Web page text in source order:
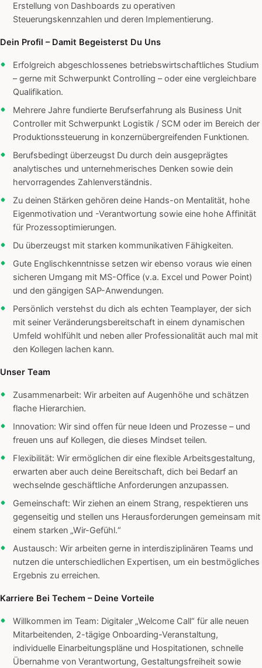
Erstellung von Dashboards zu operativen
Steuerungskennzahlen und deren Implementierung.
Dein Profil – Damit Begeisterst Du Uns
Erfolgreich abgeschlossenes betriebswirtschaftliches Studium
– gerne mit Schwerpunkt Controlling – oder eine vergleichbare
Qualifikation.
Mehrere Jahre fundierte Berufserfahrung als Business Unit
Controller mit Schwerpunkt Logistik / SCM oder im Bereich der
Produktionssteuerung in konzernübergreifenden Funktionen.
Berufsbedingt überzeugst Du durch dein ausgeprägtes
analytisches und unternehmerisches Denken sowie dein
hervorragendes Zahlenverständnis.
Zu deinen Stärken gehören deine Hands-on Mentalität, hohe
Eigenmotivation und -Verantwortung sowie eine hohe Affinität
für Prozessoptimierungen.
Du überzeugst mit starken kommunikativen Fähigkeiten.
Gute Englischkenntnisse setzen wir ebenso voraus wie einen
sicheren Umgang mit MS-Office (v.a. Excel und Power Point)
und den gängigen SAP-Anwendungen.
Persönlich verstehst du dich als echten Teamplayer, der sich
mit seiner Veränderungsbereitschaft in einem dynamischen
Umfeld wohlfühlt und neben aller Professionalität auch mal mit
den Kollegen lachen kann.
Unser Team
Zusammenarbeit: Wir arbeiten auf Augenhöhe und schätzen
flache Hierarchien.
Innovation: Wir sind offen für neue Ideen und Prozesse – und
freuen uns auf Kollegen, die dieses Mindset teilen.
Flexibilität: Wir ermöglichen dir eine flexible Arbeitsgestaltung,
erwarten aber auch deine Bereitschaft, dich bei Bedarf an
wechselnde geschäftliche Anforderungen anzupassen.
Gemeinschaft: Wir ziehen an einem Strang, respektieren uns
gegenseitig und stellen uns Herausforderungen gemeinsam mit
einem starken „Wir-Gefühl.“
Austausch: Wir arbeiten gerne in interdisziplinären Teams und
nutzen die unterschiedlichen Expertisen, um ein bestmögliches
Ergebnis zu erreichen.
Karriere Bei Techem – Deine Vorteile
Willkommen im Team: Digitaler „Welcome Call“ für alle neuen
Mitarbeitenden, 2-tägige Onboarding-Veranstaltung,
individuelle Einarbeitungspläne und Hospitationen, schnelle
Übernahme von Verantwortung, Gestaltungsfreiheit sowie